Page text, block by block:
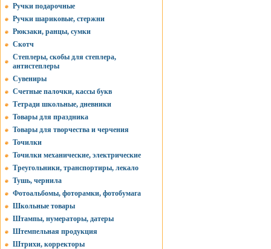
Ручки подарочные
Ручки шариковые, стержни
Рюкзаки, ранцы, сумки
Скотч
Степлеры, скобы для степлера,
антистеплеры
Сувениры
Счетные палочки, кассы букв
Тетради школьные, дневники
Товары для праздника
Товары для творчества и черчения
Точилки
Точилки механические, электрические
Треугольники, транспортиры, лекало
Тушь, чернила
Фотоальбомы, фоторамки, фотобумага
Школьные товары
Штампы, нумераторы, датеры
Штемпельная продукция
Штрихи, корректоры